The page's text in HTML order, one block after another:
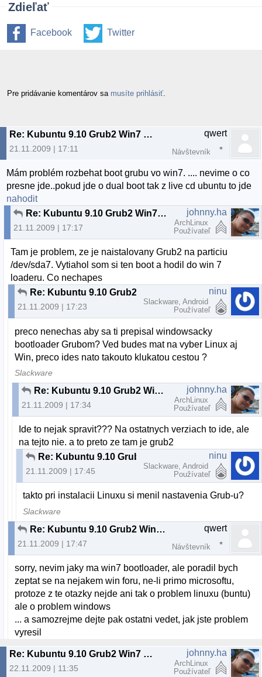
Zdieľať
Facebook Twitter
Pre pridávanie komentárov sa musíte prihlásiť
Re: Kubuntu 9.10 Grub2 Win7 Bootloader
21.11.2009 | 17:11
qwert
Návštevník
Mám problém rozbehat boot grubu vo win7. .... nevime o co
presne jde..pokud jde o dual boot tak z live cd ubuntu to jde
nahodit
Re: Kubuntu 9.10 Grub2 Win7 Bootloader
21.11.2009 | 17:17
johnny.ha
ArchLinux
Používateľ
Tam je problem, ze je naistalovany Grub2 na particiu
/dev/sda7. Vytiahol som si ten boot a hodil do win 7
loaderu. Co nechapes
21.11.2009 | 17:23
ninu
Slackware, Android
Používateľ
preco nenechas aby sa ti prepisal windowsacky
bootloader Grubom? Ved budes mat na vyber Linux aj
Win, preco ides nato takouto klukatou cestou ?
Slackware
Re: Kubuntu 9.10 Grub2 Win7 Bootloader
21.11.2009 | 17:34
johnny.ha
ArchLinux
Používateľ
Ide to nejak spravit??? Na ostatnych verziach to ide, ale
na tejto nie. a to preto ze tam je grub2
21.11.2009 | 17:45
ninu
Slackware, Android
Používateľ
takto pri instalacii Linuxu si menil nastavenia Grub-u?
Slackware
Re: Kubuntu 9.10 Grub2 Win7 Bootloader
21.11.2009 | 17:47
qwert
Návštevník
sorry, nevim jaky ma win7 bootloader, ale poradil bych
zeptat se na nejakem win foru, ne-li primo microsoftu,
protoze z te otazky nejde ani tak o problem linuxu (buntu)
ale o problem windows
... a samozrejme dejte pak ostatni vedet, jak jste problem
vyresil
Re: Kubuntu 9.10 Grub2 Win7 Bootloader
22.11.2009 | 11:35
johnny.ha
ArchLinux
Používateľ